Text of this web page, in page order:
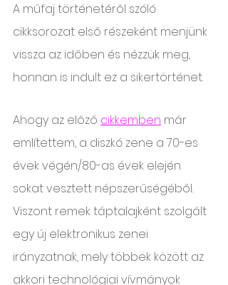
A műfaj történetéről szóló
cikksorozat első részeként menjünk
vissza az időben és nézzük meg,
honnan is indult ez a sikertörténet.
Ahogy az előző cikkemben már
említettem, a diszkó zene a 70-es
évek végén/80-as évek elején
sokat vesztett népszerűségéből.
Viszont remek táptalajként szolgált
egy új elektronikus zenei
irányzatnak, mely többek között az
akkori technológiai vívmányok